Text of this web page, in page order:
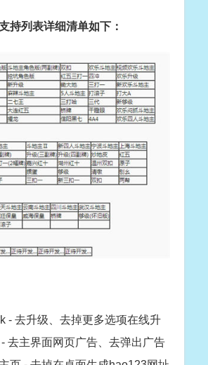
持列表详细清单如下：
- 去升级、去掉更多选项在线升
去主界面网页广告、去弹出广告